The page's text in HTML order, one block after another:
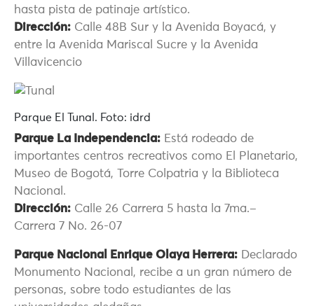
hasta pista de patinaje artístico.
Dirección: Calle 48B Sur y la Avenida Boyacá, y
entre la Avenida Mariscal Sucre y la Avenida
Villavicencio
Parque El Tunal. Foto: idrd
Parque La Independencia: Está rodeado de
importantes centros recreativos como El Planetario,
Museo de Bogotá, Torre Colpatria y la Biblioteca
Nacional.
Dirección: Calle 26 Carrera 5 hasta la 7ma.–
Carrera 7 No. 26-07
Parque Nacional Enrique Olaya Herrera: Declarado
Monumento Nacional, recibe a un gran número de
personas, sobre todo estudiantes de las